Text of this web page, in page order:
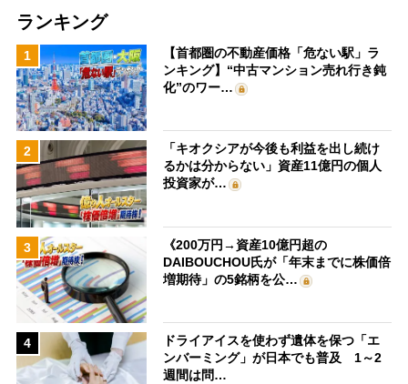
ランキング
1
【首都圏の不動産価格「危ない駅」ラ
ンキング】“中古マンション売れ行き鈍
化”のワー…
2
「キオクシアが今後も利益を出し続け
るかは分からない」資産11億円の個人
投資家が…
3
《200万円→資産10億円超の
DAIBOUCHOU氏が「年末までに株価倍
増期待」の5銘柄を公…
4
ドライアイスを使わず遺体を保つ「エ
ンバーミング」が日本でも普及 1～2
週間は問…